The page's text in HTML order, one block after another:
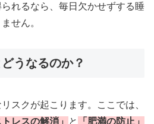
れるなら、毎日欠かせずする睡
せん。
うなるのか？
スクが起こります。ここでは、
トレスの解消」 と
「肥満の防止」